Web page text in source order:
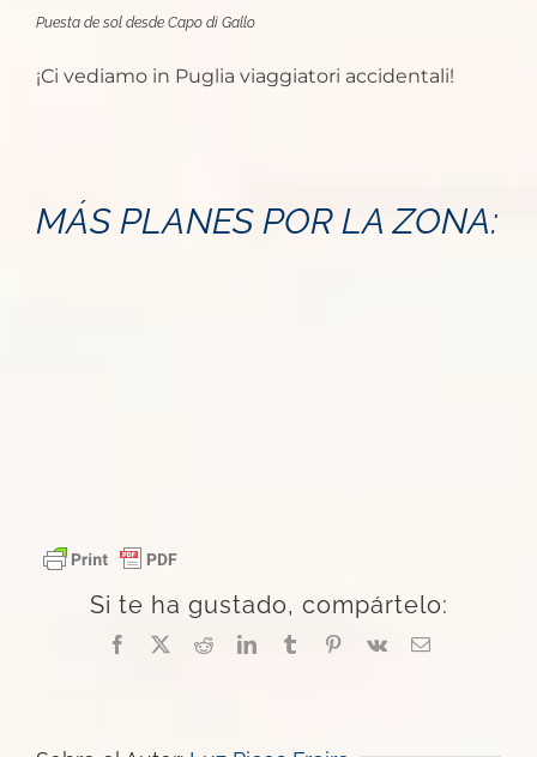
Puesta de sol desde Capo di Gallo
¡Ci vediamo in Puglia viaggiatori accidentali!
MÁS PLANES POR LA ZONA:
Si te ha gustado, compártelo:
Facebook
X RedditLinkedInTumblrPinterest
Vk
Correo